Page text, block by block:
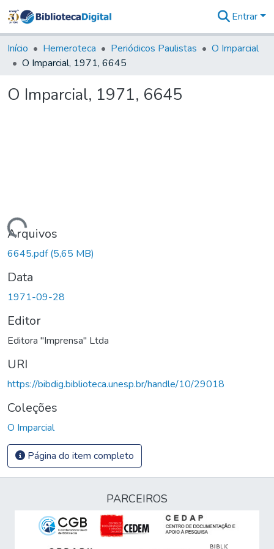
&
Coleções
Tudo na
Digital
Entrar
Início Hemeroteca Periódicos Paulistas
O Imparcial
O Imparcial, 1971, 6645
O Imparcial, 1971, 6645
Carregando...
Arquivos
6645.pdf(5,65 MB)
Data
1971-09-28
Editor
Editora "Imprensa" Ltda
URI
https://bibdig.biblioteca.unesp.br/handle/10/29018
Coleções
O Imparcial
Página do item completo
PARCEIROS